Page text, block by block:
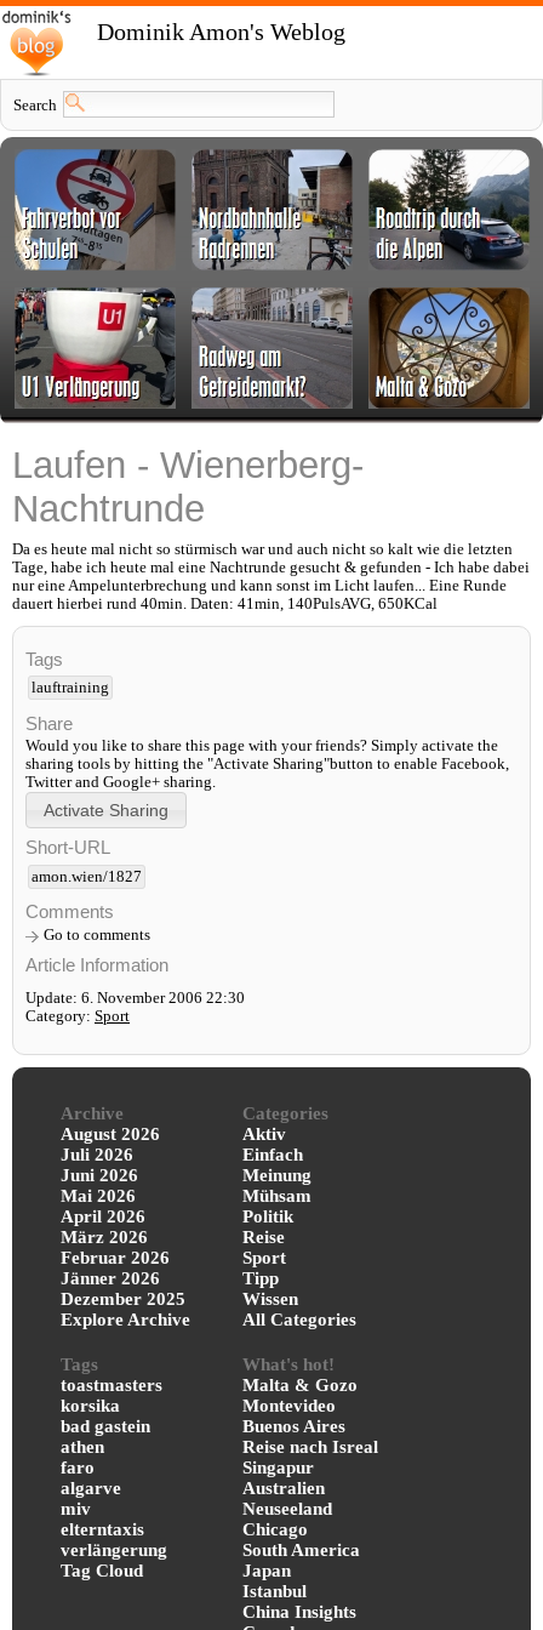
Dominik Amon's Weblog
Search
Laufen - Wienerberg-
Nachtrunde
Da es heute mal nicht so stürmisch war und auch nicht so kalt wie die letzten
Tage, habe ich heute mal eine Nachtrunde gesucht & gefunden - Ich habe dabei
nur eine Ampelunterbrechung und kann sonst im Licht laufen... Eine Runde
dauert hierbei rund 40min. Daten: 41min, 140PulsAVG, 650KCal
Tags
lauftraining
Share
Would you like to share this page with your friends? Simply activate the
sharing tools by hitting the "Activate Sharing"button to enable Facebook,
Twitter and Google+ sharing.
Short-URL
amon.wien/1827
Comments
Go to comments
Article Information
Update: 6. November 2006 22:30
Category: Sport
Archive
August 2026
Juli 2026
Juni 2026
Mai 2026
April 2026
März 2026
Februar 2026
Jänner 2026
Dezember 2025
Explore Archive
Categories
Aktiv
Einfach
Meinung
Mühsam
Politik
Reise
Sport
Tipp
Wissen
All Categories
Tags
toastmasters
korsika
bad gastein
athen
faro
algarve
miv
elterntaxis
verlängerung
Tag Cloud
What's hot!
Malta & Gozo
Montevideo
Buenos Aires
Reise nach Isreal
Singapur
Australien
Neuseeland
Chicago
South America
Japan
Istanbul
China Insights